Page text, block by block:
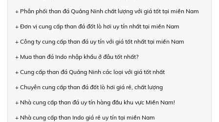
+ Phân phối than đá Quảng Ninh chất lượng với giá tốt tại miền Nam
+ Đơn vị cung cấp than đá đốt lò hơi uy tín nhất tại miền Nam
+ Công ty cung cấp than đá uy tín với giá tốt nhất tại miền Nam
+ Mua than đá Indo nhập khẩu ở đâu tốt nhất?
+ Cung cấp than đá Quảng Ninh các loại với giá tốt nhất
+ Chuyên cung cấp than đá đốt lò hơi giá rẻ, chất lượng
+ Nhà cung cấp than đá uy tín hàng đầu khu vực Miền Nam!
+ Nhà cung cấp than Indo giá rẻ uy tín tại miền Nam